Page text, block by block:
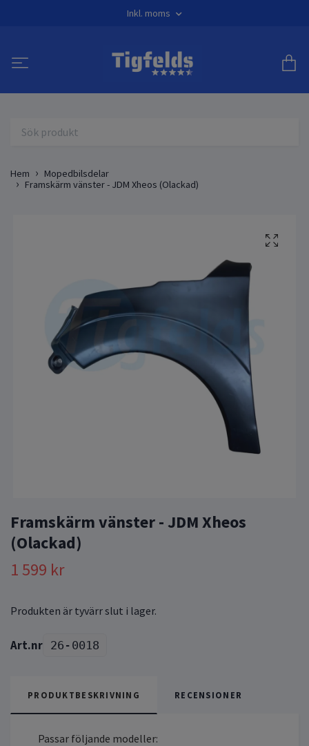
Inkl. moms
Hem
Mopedbilsdelar
Framskärm vänster - JDM Xheos (Olackad)
Framskärm vänster - JDM Xheos
(Olackad)
1 599 kr
Produkten är tyvärr slut i lager.
26-0018
PRODUKTBESKRIVNING RECENSIONER
Passar följande modeller: